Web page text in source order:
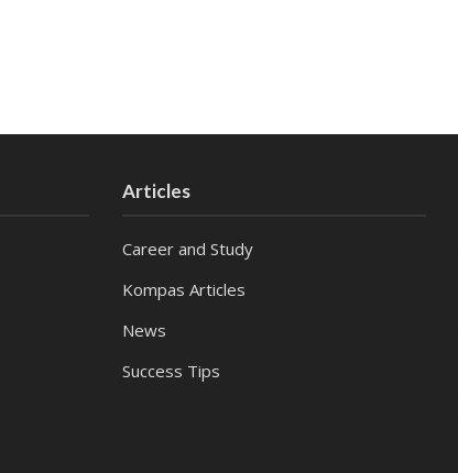
Articles
Career and Study
Kompas Articles
News
Success Tips